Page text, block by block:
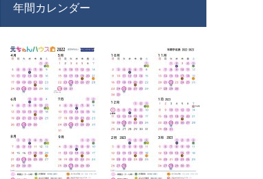
年間カレンダー